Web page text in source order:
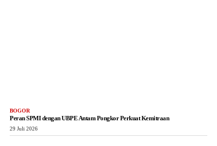
BOGOR
Peran SPMI dengan UBPE Antam Pongkor Perkuat Kemitraan
29 Juli 2026